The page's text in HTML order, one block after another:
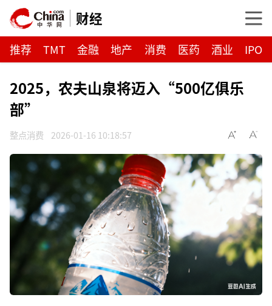
财经
推荐 TMT 金融 地产 消费 医药 酒业 IPO
2025，农夫山泉将迈入“500亿俱乐
部”
整点消费 2026-01-16 10:18:57